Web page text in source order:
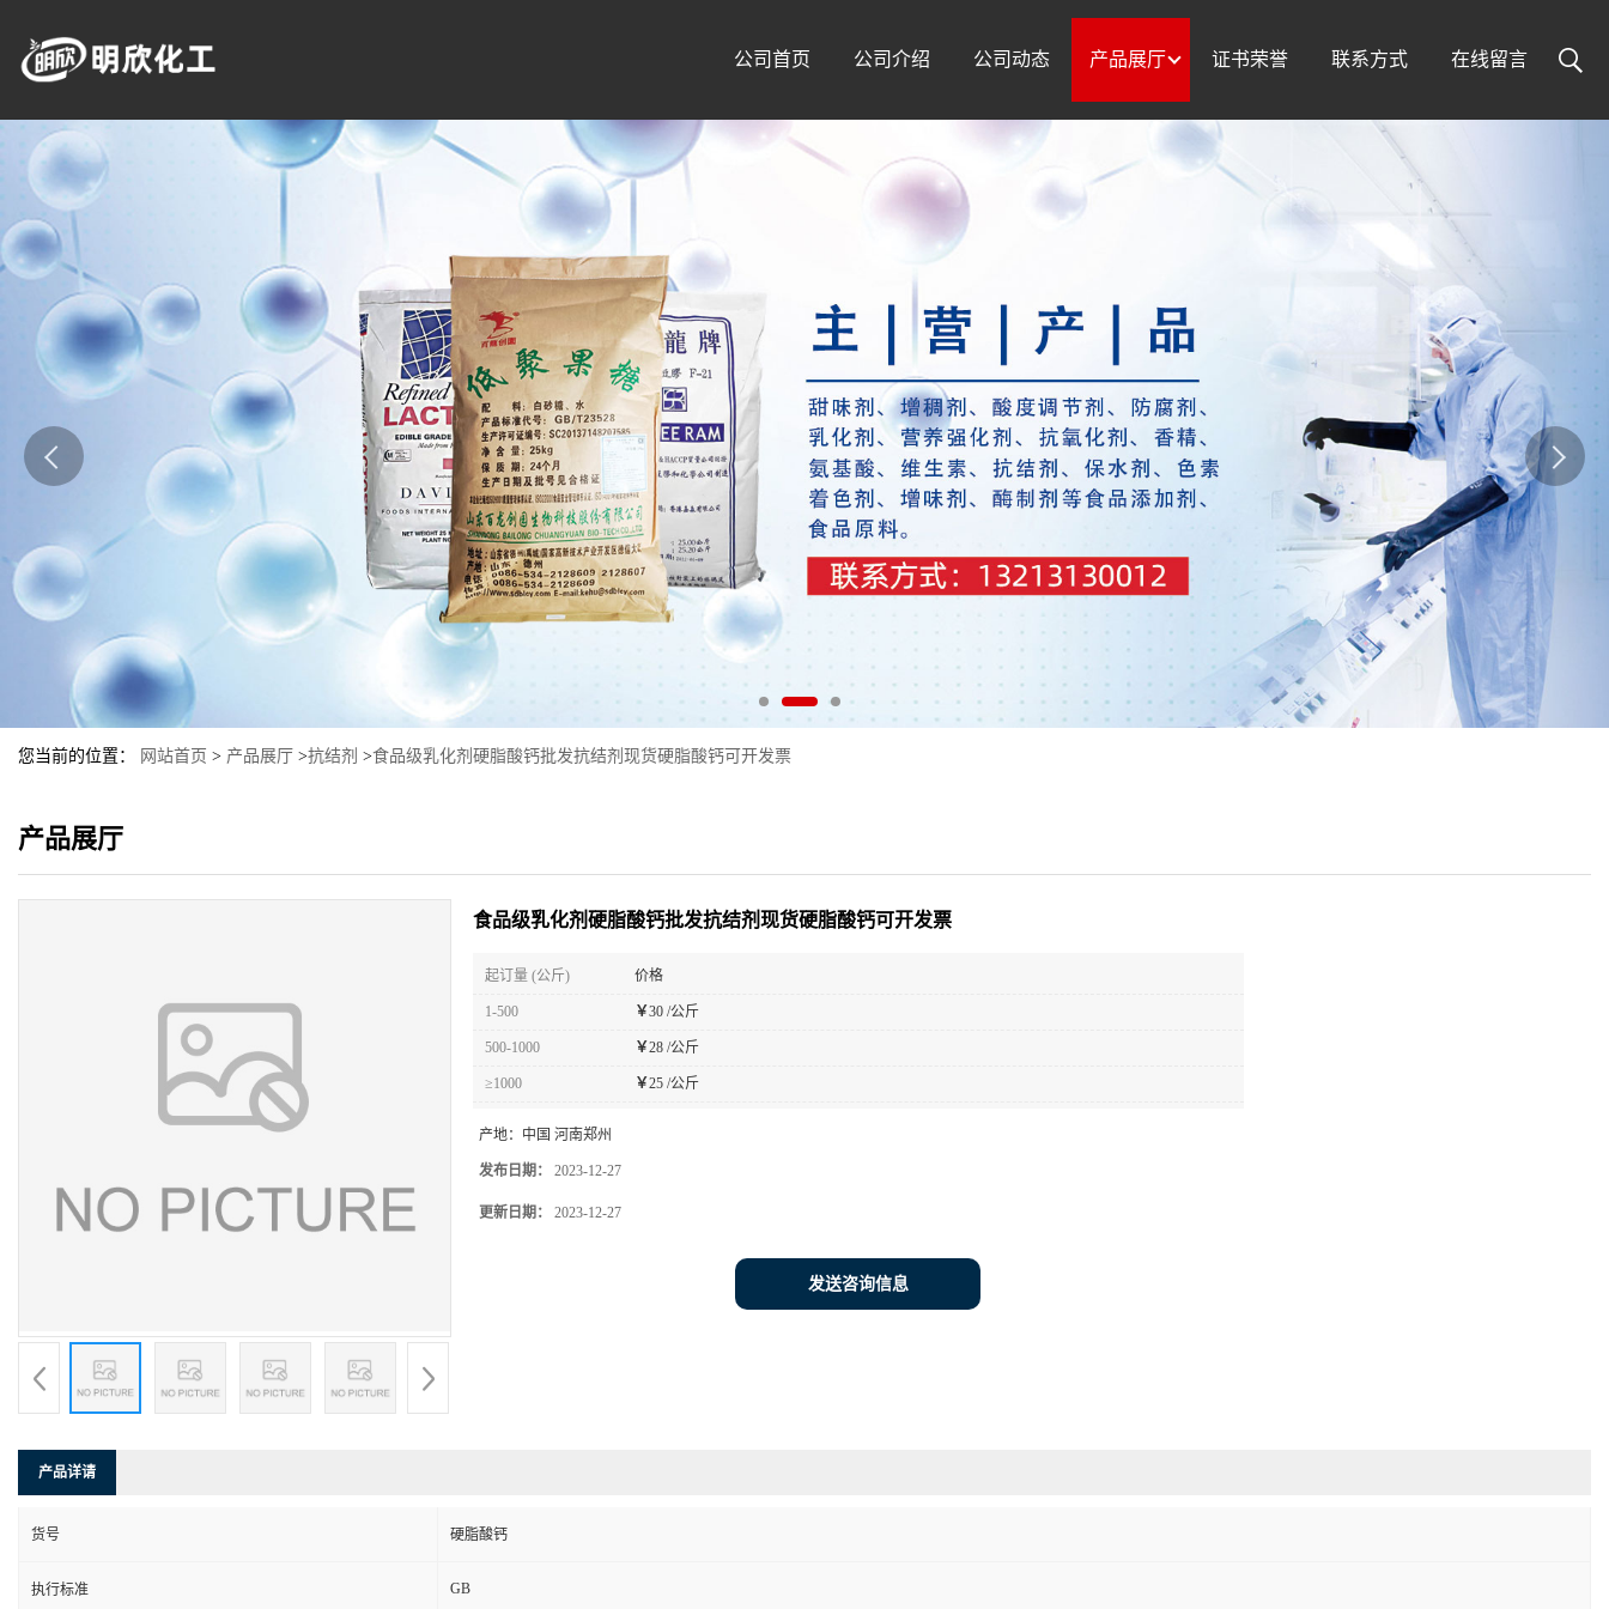
公司首页 公司介绍 公司动态 产品展厅 证书荣誉 联系方式 在线留言
您当前的位置： 网站首页 > 产品展厅 >抗结剂 >食品级乳化剂硬脂酸钙批发抗结剂现货硬脂酸钙可开发票
产品展厅
食品级乳化剂硬脂酸钙批发抗结剂现货硬脂酸钙可开发票
起订量 (公斤) 价格
1-500 ￥30 /公斤
500-1000 ￥28 /公斤
≥1000 ￥25 /公斤
产地： 中国 河南郑州
发布日期： 2023-12-27
更新日期： 2023-12-27
发送咨询信息
产品详请
货号 硬脂酸钙
执行标准 GB